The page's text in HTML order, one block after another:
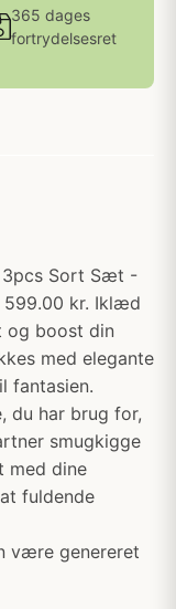
365 dages
fortrydelsesret
3pcs Sort Sæt -
599.00 kr. Iklæd
og boost din
med elegante
fantasien.
du har brug for,
smugkigge
med dine
fuldende
være genereret